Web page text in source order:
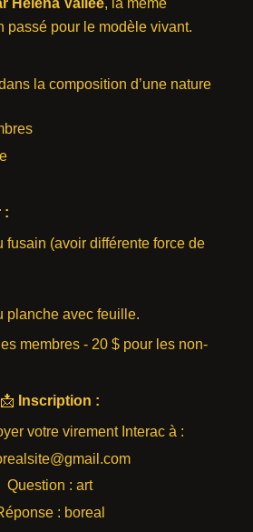
Héléna Vallée, la même
passé pour le modèle vivant.
la composition d’une nature
:
fusain (avoir différente force de
planche avec feuille.
membres - 20 $ pour les non-
📩 Inscription :
votre virement Interac à :
Question : art
: boreal